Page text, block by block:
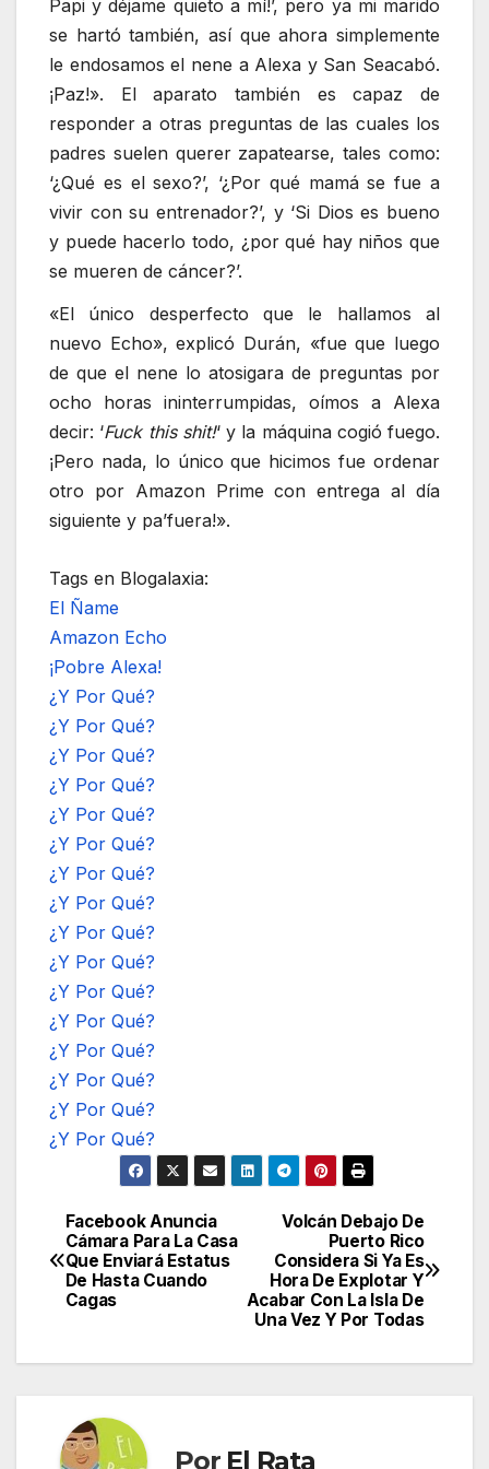
Papi y déjame quieto a mí!’, pero ya mi marido
se hartó también, así que ahora simplemente
le endosamos el nene a Alexa y San Seacabó.
¡Paz!». El aparato también es capaz de
responder a otras preguntas de las cuales los
padres suelen querer zapatearse, tales como:
‘¿Qué es el sexo?’, ‘¿Por qué mamá se fue a
vivir con su entrenador?’, y ‘Si Dios es bueno
y puede hacerlo todo, ¿por qué hay niños que
se mueren de cáncer?’.
«El único desperfecto que le hallamos al
nuevo Echo», explicó Durán, «fue que luego
de que el nene lo atosigara de preguntas por
ocho horas ininterrumpidas, oímos a Alexa
decir: ‘Fuck this shit!‘ y la máquina cogió fuego.
¡Pero nada, lo único que hicimos fue ordenar
otro por Amazon Prime con entrega al día
siguiente y pa’fuera!».
Tags en Blogalaxia:
El Ñame
Amazon Echo
¡Pobre Alexa!
¿Y Por Qué?
¿Y Por Qué?
¿Y Por Qué?
¿Y Por Qué?
¿Y Por Qué?
¿Y Por Qué?
¿Y Por Qué?
¿Y Por Qué?
¿Y Por Qué?
¿Y Por Qué?
¿Y Por Qué?
¿Y Por Qué?
¿Y Por Qué?
¿Y Por Qué?
¿Y Por Qué?
¿Y Por Qué?
Navegación
de
entradas
Volcán Debajo De
Puerto Rico
Considera Si Ya Es
Hora De Explotar Y
Acabar Con La Isla De
Una Vez Y Por Todas
Facebook Anuncia
Cámara Para La Casa
Que Enviará Estatus
De Hasta Cuando
Cagas
Por El Rata